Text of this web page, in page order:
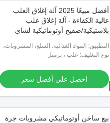
أفضل مبيعًا 2025 آلة إغلاق العلب
عالية الكفاءة - آلة إغلاق علب
بلاستيكية/صفيح أوتوماتيكية لشاي
التطبيق: المواد الغذائية، السلع، المشروبات،
الكيماويات
نوع التغليف: علب ، برميل
احصل على أفضل سعر
بيع ساخن أوتوماتيكي مشروبات جرة